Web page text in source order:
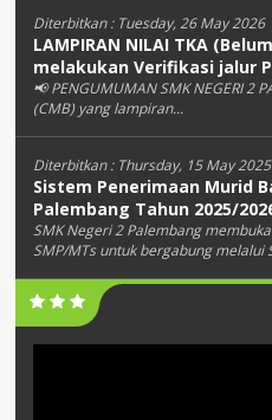
Diterbitkan : Tuesday, 26 May 2026
LAMPIRAN NILAI TKA
melakukan Verifikasi jalur
📢 PENGUMUMAN SMK NEGERI 2
(CMB) yang lampiran...
Diterbitkan : Thursday, 15 May 2025
Sistem Penerimaan Murid
Palembang Tahun 2025/
SMK Negeri 2 Palembang
SMP/MTs untuk bergabung melalui